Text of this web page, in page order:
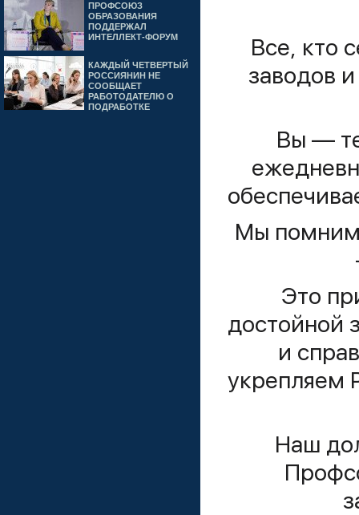
ПРОФСОЮЗ
ОБРАЗОВАНИЯ
ПОДДЕРЖАЛ
ИНТЕЛЛЕКТ-ФОРУМ
КАЖДЫЙ ЧЕТВЕРТЫЙ
РОССИЯНИН НЕ
СООБЩАЕТ
РАБОТОДАТЕЛЮ О
ПОДРАБОТКЕ
Все, кто
заводов
Вы —
Мы
Это
достойной
и
укрепляем
Наш